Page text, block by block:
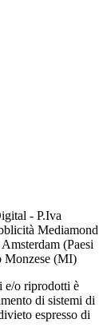
- P.Iva
Mediamond
(Paesi
Monzese (MI)
e/o riprodotti è
di sistemi di
espresso di